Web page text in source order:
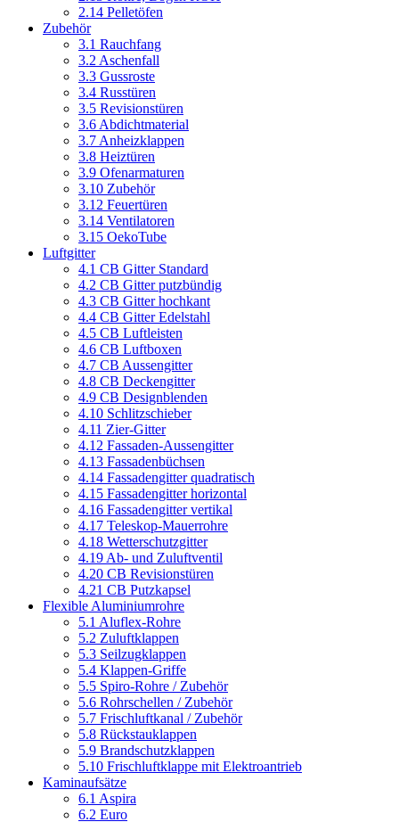
2.14 Pelletöfen
Zubehör
3.1 Rauchfang
3.2 Aschenfall
3.3 Gussroste
3.4 Russtüren
3.5 Revisionstüren
3.6 Abdichtmaterial
3.7 Anheizklappen
3.8 Heiztüren
3.9 Ofenarmaturen
3.10 Zubehör
3.12 Feuertüren
3.14 Ventilatoren
3.15 OekoTube
Luftgitter
4.1 CB Gitter Standard
4.2 CB Gitter putzbündig
4.3 CB Gitter hochkant
4.4 CB Gitter Edelstahl
4.5 CB Luftleisten
4.6 CB Luftboxen
4.7 CB Aussengitter
4.8 CB Deckengitter
4.9 CB Designblenden
4.10 Schlitzschieber
4.11 Zier-Gitter
4.12 Fassaden-Aussengitter
4.13 Fassadenbüchsen
4.14 Fassadengitter quadratisch
4.15 Fassadengitter horizontal
4.16 Fassadengitter vertikal
4.17 Teleskop-Mauerrohre
4.18 Wetterschutzgitter
4.19 Ab- und Zuluftventil
4.20 CB Revisionstüren
4.21 CB Putzkapsel
Flexible Aluminiumrohre
5.1 Aluflex-Rohre
5.2 Zuluftklappen
5.3 Seilzugklappen
5.4 Klappen-Griffe
5.5 Spiro-Rohre / Zubehör
5.6 Rohrschellen / Zubehör
5.7 Frischluftkanal / Zubehör
5.8 Rückstauklappen
5.9 Brandschutzklappen
5.10 Frischluftklappe mit Elektroantrieb
Kaminaufsätze
6.1 Aspira
6.2 Euro